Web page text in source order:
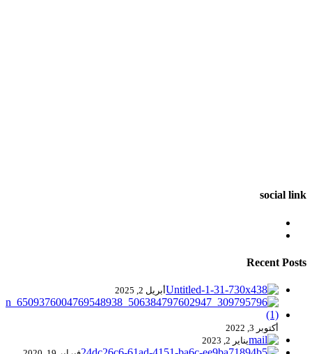
social link
Recent Posts
أبريل 2, 2025
أكتوبر 3, 2022
يناير 2, 2023